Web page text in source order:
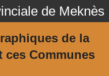
de Meknès
de la
ces Communes